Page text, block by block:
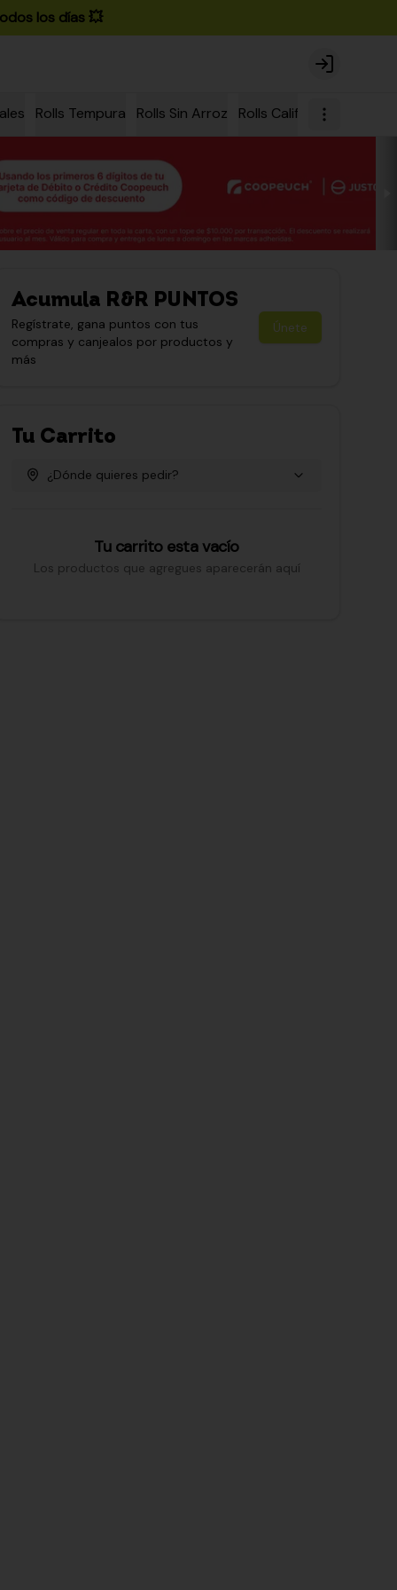
los días 💥
Login
Rolls Tempura Rolls Sin Arroz Rolls California
Acumula R&R PUNTOS
Regístrate, gana puntos con tus
compras y canjealos por productos y
más
Únete
Tu Carrito
¿Dónde quieres pedir?
Tu carrito esta vacío
Los productos que agregues aparecerán aquí